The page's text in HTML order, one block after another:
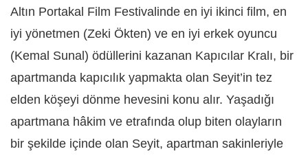
Altın Portakal Film Festivalinde en iyi ikinci film, en
iyi yönetmen (Zeki Ökten) ve en iyi erkek oyuncu
(Kemal Sunal) ödüllerini kazanan Kapıcılar Kralı, bir
apartmanda kapıcılık yapmakta olan Seyit’in tez
elden köşeyi dönme hevesini konu alır. Yaşadığı
apartmana hâkim ve etrafında olup biten olayların
bir şekilde içinde olan Seyit, apartman sakinleriyle